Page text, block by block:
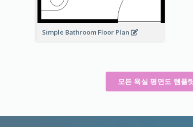
Simple Bathroom Floor Plan
모든 욕실 평면도 템플